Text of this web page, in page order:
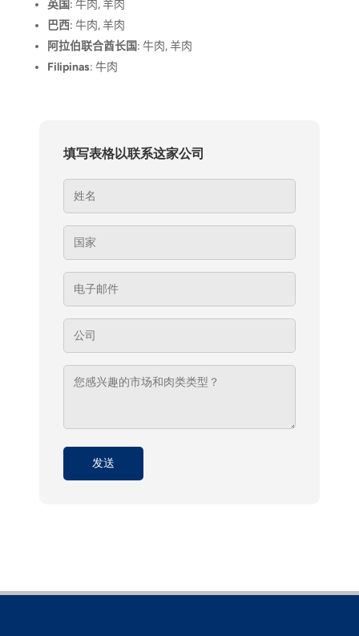
英国: 牛肉, 羊肉
巴西: 牛肉, 羊肉
阿拉伯联合酋长国: 牛肉, 羊肉
Filipinas: 牛肉
填写表格以联系这家公司